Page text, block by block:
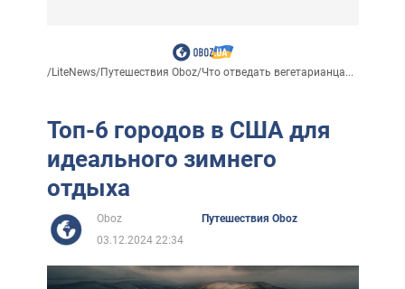
/LiteNews/Путешествия Oboz/Что отведать вегетарианца...
Топ-6 городов в США для
идеального зимнего
отдыха
Oboz
Путешествия Oboz
03.12.2024 22:34